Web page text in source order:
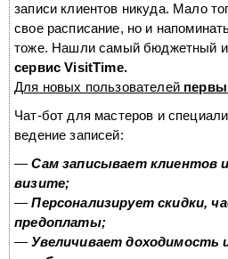
записи клиентов никуда. Мало
свое расписание, но и
тоже. Нашли самый бюджетный и
сервис VisitTime.
Для новых пользователей
Чат-бот для мастеров и
ведение записей:
—Сам записывает клиентов
визите;
—Персонализирует скидки,
предоплаты;
—Увеличивает доходимость